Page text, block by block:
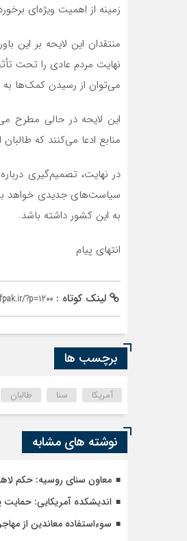
زمینه از اهمیت ویژه‌ای
منتقدان این لایحه بر
نهایت مردم عادی را تحت
می‌توان از رسیدن کمک‌ها به
این لایحه در حالی مطرح
منابع ادعا می‌کنند که
در نهایت، تصمیم‌گیری
سیاست‌های جدیدی خواهد
به این کشور داشته باشد.
انتهای پیام
لینک کوتاه : ?p=1200
برچسب ها
آمریکا سنا طالبان
نوشته های مشابه
معاون سنای روسیه: حکم
اندیشکده آمریکایی: حمایت
سوءاستفاده معاندین از